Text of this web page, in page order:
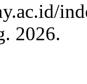
2026.